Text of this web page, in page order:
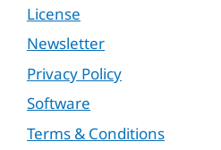
License
Newsletter
Privacy Policy
Software
Terms & Conditions